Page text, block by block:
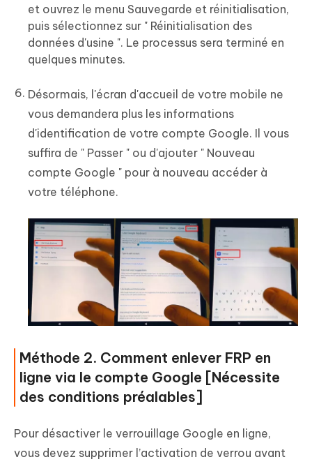
et ouvrez le menu Sauvegarde et réinitialisation,
puis sélectionnez sur " Réinitialisation des
données d'usine ". Le processus sera terminé en
quelques minutes.
Désormais, l'écran d'accueil de votre mobile ne
vous demandera plus les informations
d'identification de votre compte Google. Il vous
suffira de " Passer " ou d'ajouter " Nouveau
compte Google " pour à nouveau accéder à
votre téléphone.
Méthode 2. Comment enlever FRP en
ligne via le compte Google [Nécessite
des conditions préalables]
Pour désactiver le verrouillage Google en ligne,
vous devez supprimer l’activation de verrou avant